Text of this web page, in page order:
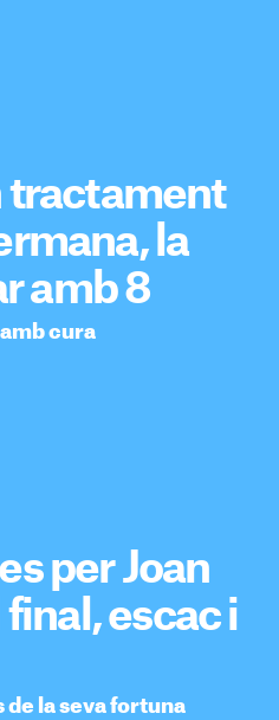
tractament
la
amb 8
cura
per Joan
escac i
de la seva fortuna